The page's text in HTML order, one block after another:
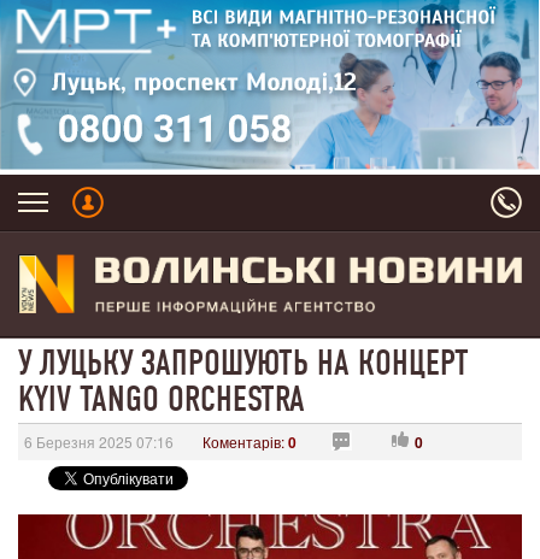
У ЛУЦЬКУ ЗАПРОШУЮТЬ НА КОНЦЕРТ
KYIV TANGO ORCHESTRA
6 Березня 2025 07:16 Коментарів:0 0